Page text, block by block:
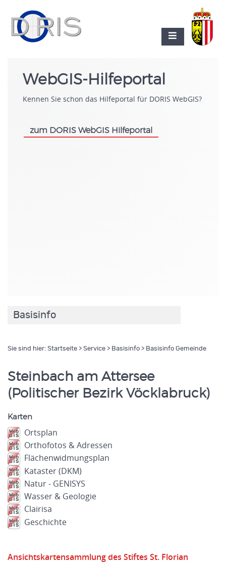
WebGIS-Hilfeportal
Kennen Sie schon das Hilfeportal für DORIS WebGIS?
zum DORIS WebGIS Hilfeportal
Basisinfo
Sie sind hier: Startseite > Service > Basisinfo > Basisinfo Gemeinde
Steinbach am Attersee
(Politischer Bezirk Vöcklabruck)
Karten
Ortsplan
Orthofotos & Adressen
Flächenwidmungsplan
Kataster (DKM)
Natur - GENISYS
Wasser & Geologie
Clairisa
Geschichte
Ansichtskartensammlung des Stiftes St. Florian